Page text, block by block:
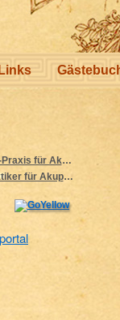
Links
Experte-Praxis für Akupunktur und Traditionelle Chinesische Medizin - Jinfeng Chen
Heilpraktiker für Akupunktur München